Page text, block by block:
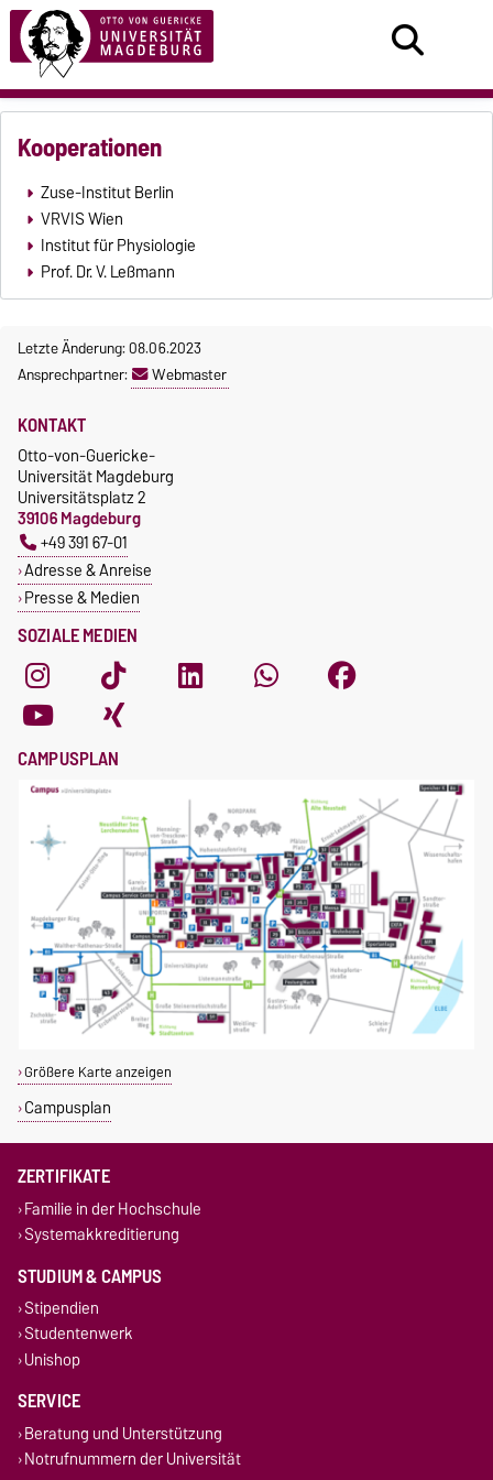
Kooperationen
Zuse-Institut Berlin
VRVIS Wien
Institut für Physiologie
Prof. Dr. V. Leßmann
Letzte Änderung: 08.06.2023
Ansprechpartner:
Webmaster
SOZIALE MEDIEN
KONTAKT
Otto-von-Guericke-
Universität Magdeburg
Universitätsplatz 2
39106 Magdeburg
+49 391 67-01
Adresse & Anreise
Presse & Medien
CAMPUSPLAN
Größere Karte anzeigen
Campusplan
ZERTIFIKATE
Familie in der Hochschule
Systemakkreditierung
STUDIUM & CAMPUS
Stipendien
Studentenwerk
Unishop
SERVICE
Beratung und Unterstützung
Notrufnummern der Universität